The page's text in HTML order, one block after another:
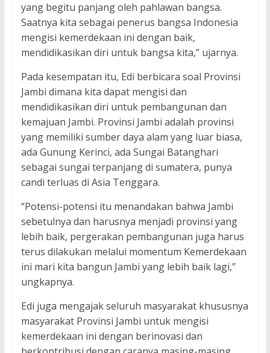
yang begitu panjang oleh pahlawan bangsa.
Saatnya kita sebagai penerus bangsa Indonesia
mengisi kemerdekaan ini dengan baik,
mendidikasikan diri untuk bangsa kita,” ujarnya.
Pada kesempatan itu, Edi berbicara soal Provinsi
Jambi dimana kita dapat mengisi dan
mendidikasikan diri untuk pembangunan dan
kemajuan Jambi. Provinsi Jambi adalah provinsi
yang memiliki sumber daya alam yang luar biasa,
ada Gunung Kerinci, ada Sungai Batanghari
sebagai sungai terpanjang di sumatera, punya
candi terluas di Asia Tenggara.
“Potensi-potensi itu menandakan bahwa Jambi
sebetulnya dan harusnya menjadi provinsi yang
lebih baik, pergerakan pembangunan juga harus
terus dilakukan melalui momentum Kemerdekaan
ini mari kita bangun Jambi yang lebih baik lagi,”
ungkapnya.
Edi juga mengajak seluruh masyarakat khususnya
masyarakat Provinsi Jambi untuk mengisi
kemerdekaan ini dengan berinovasi dan